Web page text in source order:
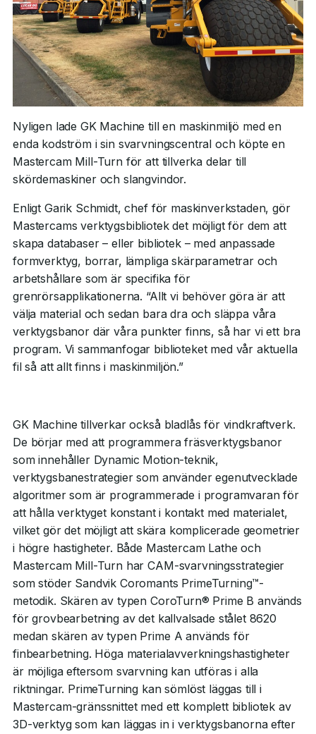
Nyligen lade GK Machine till en maskinmiljö med en
enda kodström i sin svarvningscentral och köpte en
Mastercam Mill-Turn för att tillverka delar till
skördemaskiner och slangvindor.
Enligt Garik Schmidt, chef för maskinverkstaden, gör
Mastercams verktygsbibliotek det möjligt för dem att
skapa databaser – eller bibliotek – med anpassade
formverktyg, borrar, lämpliga skärparametrar och
arbetshållare som är specifika för
grenrörsapplikationerna. “Allt vi behöver göra är att
välja material och sedan bara dra och släppa våra
verktygsbanor där våra punkter finns, så har vi ett bra
program. Vi sammanfogar biblioteket med vår aktuella
fil så att allt finns i maskinmiljön.”
GK Machine tillverkar också bladlås för vindkraftverk.
De börjar med att programmera fräsverktygsbanor
som innehåller Dynamic Motion-teknik,
verktygsbanestrategier som använder egenutvecklade
algoritmer som är programmerade i programvaran för
att hålla verktyget konstant i kontakt med materialet,
vilket gör det möjligt att skära komplicerade geometrier
i högre hastigheter. Både Mastercam Lathe och
Mastercam Mill-Turn har CAM-svarvningsstrategier
som stöder Sandvik Coromants PrimeTurning™-
metodik. Skären av typen CoroTurn® Prime B används
för grovbearbetning av det kallvalsade stålet 8620
medan skären av typen Prime A används för
finbearbetning. Höga materialavverkningshastigheter
är möjliga eftersom svarvning kan utföras i alla
riktningar. PrimeTurning kan sömlöst läggas till i
Mastercam-gränssnittet med ett komplett bibliotek av
3D-verktyg som kan läggas in i verktygsbanorna efter